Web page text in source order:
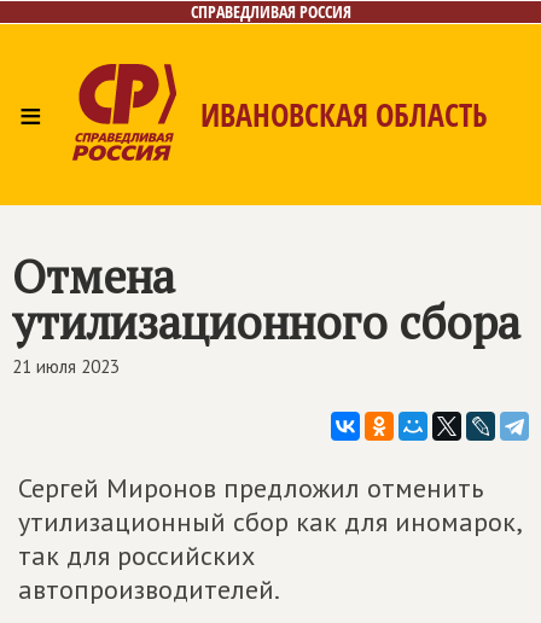
СПРАВЕДЛИВАЯ РОССИЯ
≡ ИВАНОВСКАЯ ОБЛАСТЬ
Отмена
утилизационного сбора
21 июля 2023
Сергей Миронов предложил отменить
утилизационный сбор как для иномарок,
так для российских
автопроизводителей.